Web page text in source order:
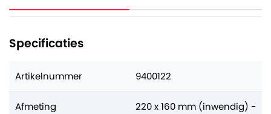
Specificaties
Artikelnummer 9400122
Afmeting
220 x 160 mm (inwendig) -